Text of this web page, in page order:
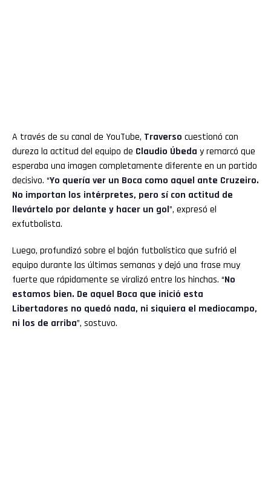
A través de su canal de YouTube, Traverso cuestionó con
dureza la actitud del equipo de Claudio Úbeda y remarcó que
esperaba una imagen completamente diferente en un partido
decisivo. “Yo quería ver un Boca como aquel ante Cruzeiro.
No importan los intérpretes, pero sí con actitud de
llevártelo por delante y hacer un gol”, expresó el
exfutbolista.
Luego, profundizó sobre el bajón futbolístico que sufrió el
equipo durante las últimas semanas y dejó una frase muy
fuerte que rápidamente se viralizó entre los hinchas. “No
estamos bien. De aquel Boca que inició esta
Libertadores no quedó nada, ni siquiera el mediocampo,
ni los de arriba”, sostuvo.